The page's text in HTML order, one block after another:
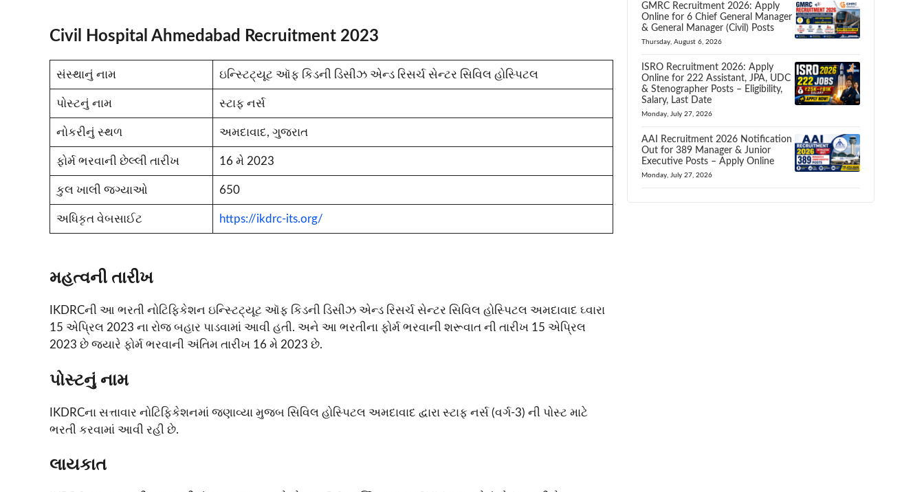
Civil Hospital Ahmedabad Recruitment 2023
સંસ્થાનું નામ ઇન્સ્ટિટ્યૂટ ઑફ કિડની ડિસીઝ એન્ડ રિસર્ચ સેન્ટર સિવિલ હોસ્પિટલ
પોસ્ટનું નામ સ્ટાફ નર્સ
નોકરીનું સ્થળ અમદાવાદ, ગુજરાત
ફોર્મ ભરવાની છેલ્લી તારીખ 16 મે 2023
કુલ ખાલી જગ્યાઓ 650
અધિકૃત વેબસાઈટ https://ikdrc-its.org/
મહત્વની તારીખ
IKDRCની આ ભરતી નોટિફિકેશન ઇન્સ્ટિટ્યૂટ ઑફ કિડની ડિસીઝ એન્ડ રિસર્ચ સેન્ટર સિવિલ હોસ્પિટલ અમદાવાદ ઘ્વારા
15 એપ્રિલ 2023 ના રોજ બહાર પાડવામાં આવી હતી. અને આ ભરતીના ફોર્મ ભરવાની શરૂવાત ની તારીખ 15 એપ્રિલ
2023 છે જયારે ફોર્મ ભરવાની અંતિમ તારીખ 16 મે 2023 છે.
પોસ્ટનું નામ
IKDRCના સત્તાવાર નોટિફિકેશનમાં જણાવ્યા મુજબ સિવિલ હોસ્પિટલ અમદાવાદ દ્વારા સ્ટાફ નર્સ (વર્ગ-3) ની પોસ્ટ માટે
ભરતી કરવામાં આવી રહી છે.
લાયકાત
GMRC Recruitment 2026: Apply
Online for 6 Chief General Manager
& General Manager (Civil) Posts
Thursday, August 6, 2026
ISRO Recruitment 2026: Apply
Online for 222 Assistant, JPA, UDC
& Stenographer Posts – Eligibility,
Salary, Last Date
Monday, July 27, 2026
AAI Recruitment 2026 Notification
Out for 389 Manager & Junior
Executive Posts – Apply Online
Monday, July 27, 2026